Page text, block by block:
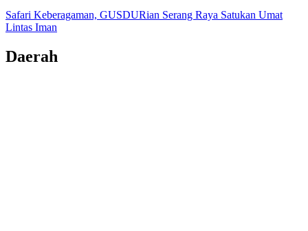
Safari Keberagaman, GUSDURian Serang Raya Satukan Umat
Lintas Iman
Daerah